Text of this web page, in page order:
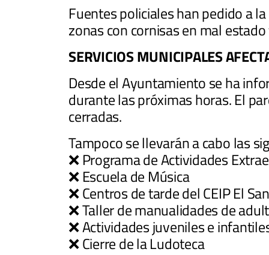
Fuentes policiales han pedido a
zonas con cornisas en mal
SERVICIOS MUNICIPALES
Desde el Ayuntamiento se ha
durante las próximas horas. El
cerradas.
Tampoco se llevarán a cabo las
❌ Programa de Actividades
❌ Escuela de Música
❌ Centros de tarde del CEIP El
❌ Taller de manualidades de
❌ Actividades juveniles e
❌ Cierre de la Ludoteca